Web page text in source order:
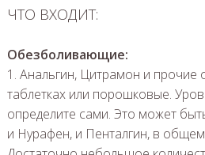
ЧТО ВХОДИТ:
Обезболивающие:
1. Анальгин, Цитрамон и
таблетках или порошковые.
определите сами. Это может
и Нурафен, и Пенталгин, в